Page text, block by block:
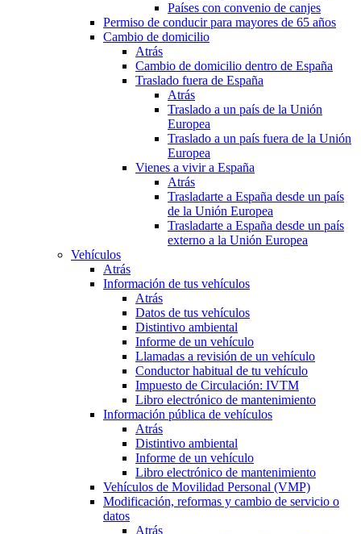
Países con convenio de canjes
Permiso de conducir para mayores de 65 años
Cambio de domicilio
Atrás
Cambio de domicilio dentro de España
Traslado fuera de España
Atrás
Traslado a un país de la Unión
Europea
Traslado a un país fuera de la Unión
Europea
Vienes a vivir a España
Atrás
Trasladarte a España desde un país
de la Unión Europea
Trasladarte a España desde un país
externo a la Unión Europea
Vehículos
Atrás
Información de tus vehículos
Atrás
Datos de tus vehículos
Distintivo ambiental
Informe de un vehículo
Llamadas a revisión de un vehículo
Conductor habitual de tu vehículo
Impuesto de Circulación: IVTM
Libro electrónico de mantenimiento
Información pública de vehículos
Atrás
Distintivo ambiental
Informe de un vehículo
Libro electrónico de mantenimiento
Vehículos de Movilidad Personal (VMP)
Modificación, reformas y cambio de servicio o
datos
Atrás